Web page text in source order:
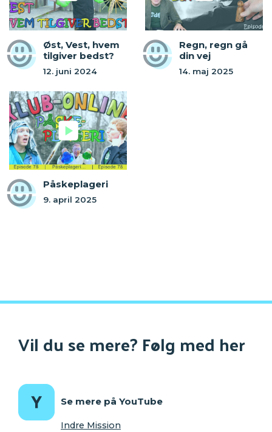
Øst, Vest, hvem
tilgiver bedst?
12. juni 2024
Regn, regn gå
din vej
14. maj 2025
Påskeplageri
9. april 2025
Vil du se mere? Følg med her
Se mere på YouTube
Indre Mission